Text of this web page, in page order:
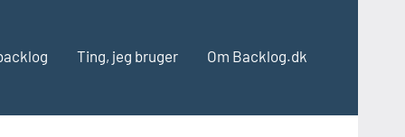
Ting, jeg bruger Om Backlog.dk